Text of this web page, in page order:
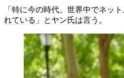
「特に今の時代、世界中でネッ
れている」とヤン氏は言う。